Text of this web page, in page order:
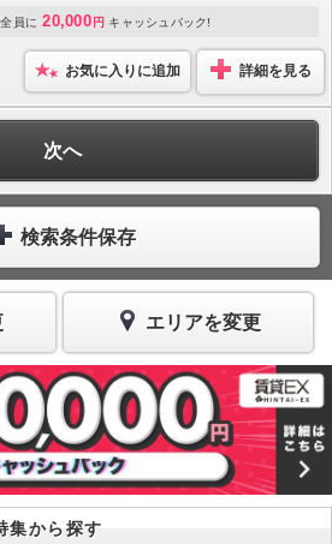
員に 20,000 円 キャッシュバック!
お気に入りに追加 詳細を見る
次へ
検索条件保存
エリアを変更
集から探す